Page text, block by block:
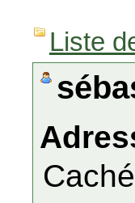
Liste
Caché